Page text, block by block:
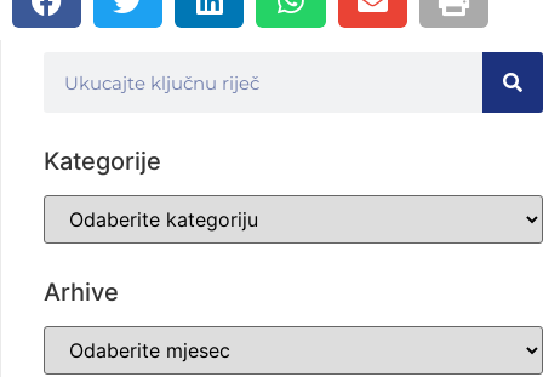
Kategorije
Arhive